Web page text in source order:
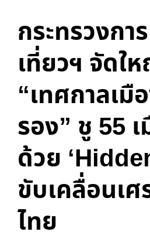
กระทรวงกา
เที่ยวฯ จัดใ
“เทศกาลเมื
รอง” ชู 55
ด้วย
ขับเคลื่อนเ
ไทย